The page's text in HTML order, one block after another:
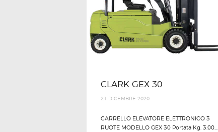
CLARK GEX 30
21 DICEMBRE 2020
CARRELLO ELEVATORE ELETTRONICO 3
RUOTE MODELLO GEX 30 Portata Kg. 3.00...